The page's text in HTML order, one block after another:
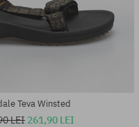
Teva Winsted
LEI 261,90 LEI